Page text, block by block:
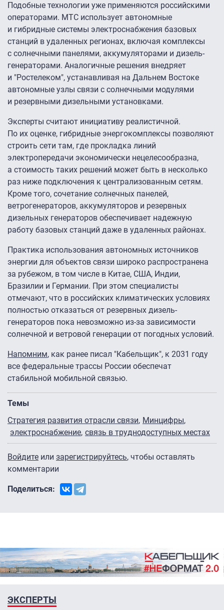
Подобные технологии уже применяются российскими
операторами. МТС использует автономные
и гибридные системы электроснабжения базовых
станций в удаленных регионах, включая комплексы
с солнечными панелями, аккумуляторами и дизель-
генераторами. Аналогичные решения внедряет
и "Ростелеком", устанавливая на Дальнем Востоке
автономные узлы связи с солнечными модулями
и резервными дизельными установками.
Эксперты считают инициативу реалистичной.
По их оценке, гибридные энергокомплексы позволяют
строить сети там, где прокладка линий
электропередачи экономически нецелесообразна,
а стоимость таких решений может быть в несколько
раз ниже подключения к централизованным сетям.
Кроме того, сочетание солнечных панелей,
ветрогенераторов, аккумуляторов и резервных
дизельных генераторов обеспечивает надежную
работу базовых станций даже в удаленных районах.
Практика использования автономных источников
энергии для объектов связи широко распространена
за рубежом, в том числе в Китае, США, Индии,
Бразилии и Германии. При этом специалисты
отмечают, что в российских климатических условиях
полностью отказаться от резервных дизель-
генераторов пока невозможно из-за зависимости
солнечной и ветровой генерации от погодных условий.
Напомним, как ранее писал "Кабельщик", к 2031 году
все федеральные трассы России обеспечат
стабильной мобильной связью.
Темы
Стратегия развития отрасли связи Минцифры
электроснабжение связь в труднодоступных местах
Войдите или зарегистрируйтесь, чтобы оставлять
комментарии
Поделиться:
ЭКСПЕРТЫ